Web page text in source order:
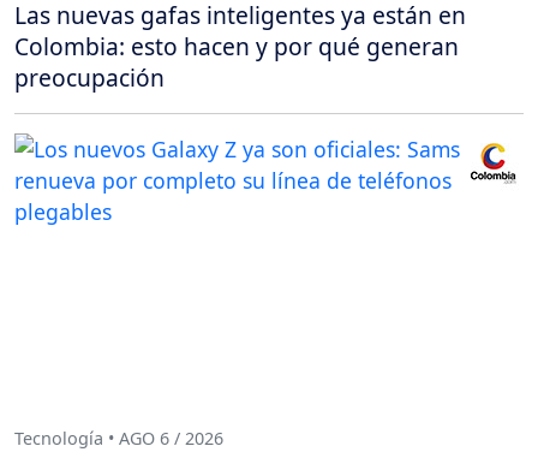
Las nuevas gafas inteligentes ya están en
Colombia: esto hacen y por qué generan
preocupación
Tecnología • AGO 6 / 2026